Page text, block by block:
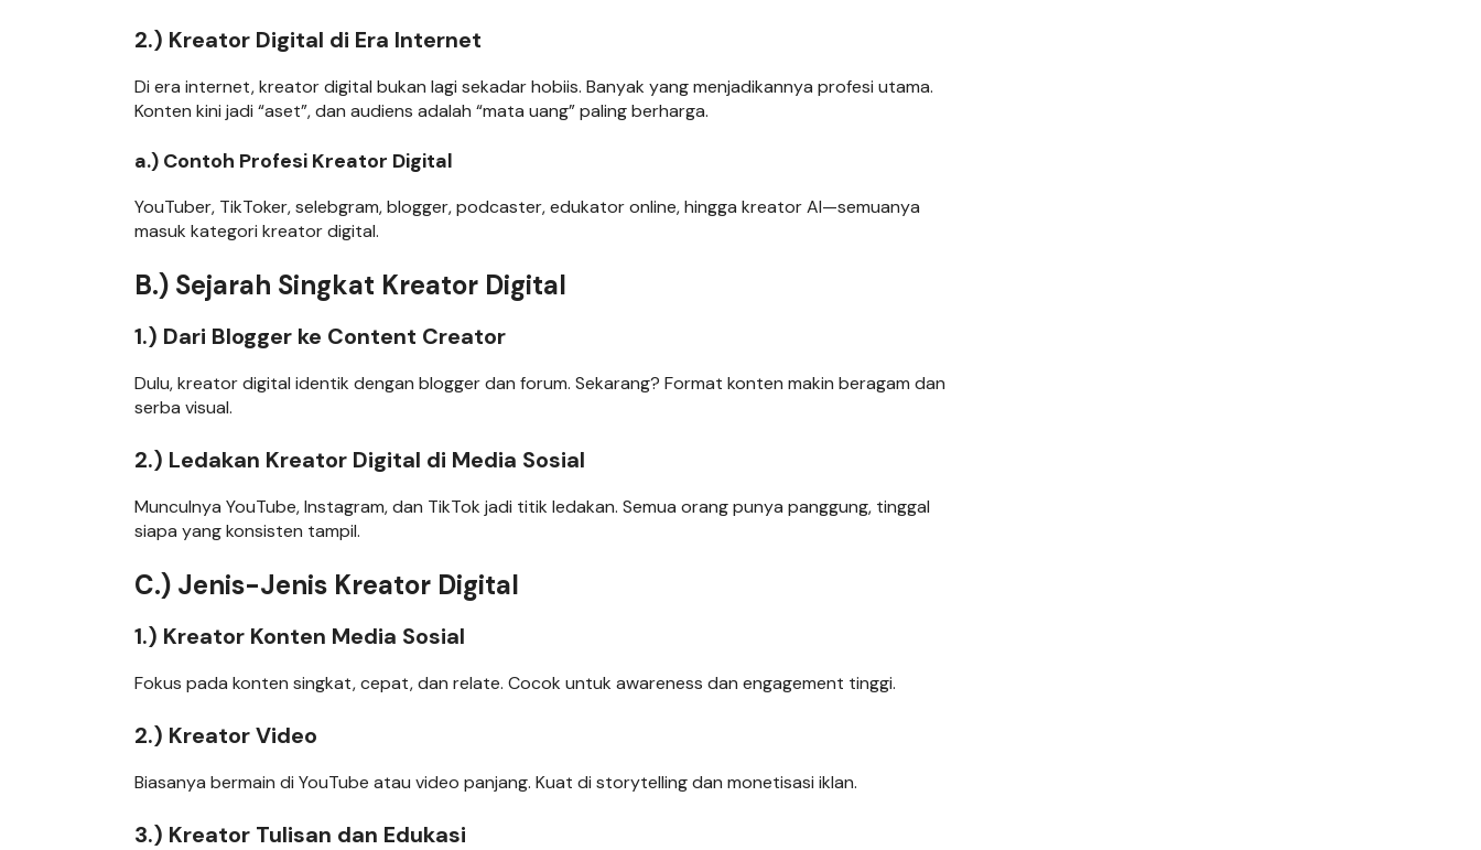
2.) Kreator Digital di Era Internet
Di era internet, kreator digital bukan lagi sekadar hobiis. Banyak yang menjadikannya profesi utama.
Konten kini jadi “aset”, dan audiens adalah “mata uang” paling berharga.
a.) Contoh Profesi Kreator Digital
YouTuber, TikToker, selebgram, blogger, podcaster, edukator online, hingga kreator AI—semuanya
masuk kategori kreator digital.
B.) Sejarah Singkat Kreator Digital
1.) Dari Blogger ke Content Creator
Dulu, kreator digital identik dengan blogger dan forum. Sekarang? Format konten makin beragam dan
serba visual.
2.) Ledakan Kreator Digital di Media Sosial
Munculnya YouTube, Instagram, dan TikTok jadi titik ledakan. Semua orang punya panggung, tinggal
siapa yang konsisten tampil.
C.) Jenis-Jenis Kreator Digital
1.) Kreator Konten Media Sosial
Fokus pada konten singkat, cepat, dan relate. Cocok untuk awareness dan engagement tinggi.
2.) Kreator Video
Biasanya bermain di YouTube atau video panjang. Kuat di storytelling dan monetisasi iklan.
3.) Kreator Tulisan dan Edukasi